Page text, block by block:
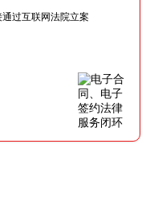
过互联网法院立案